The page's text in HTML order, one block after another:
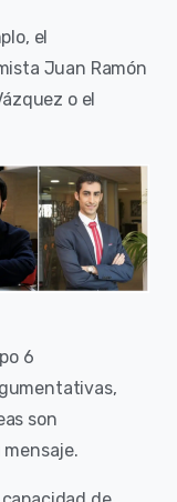
el
Juan Ramón
o el
6
son